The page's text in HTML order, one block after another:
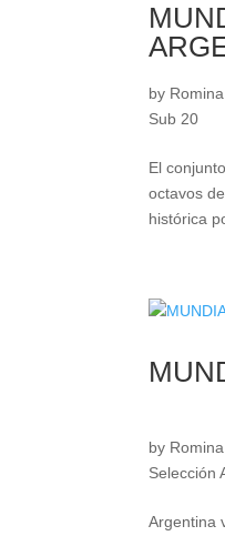
by
Sub 20
El
octavos
histórica
by
Selección
Argentina